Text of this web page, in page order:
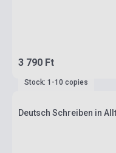
3 790 Ft
Stock: 1-10 copies
Deutsch Schreiben in